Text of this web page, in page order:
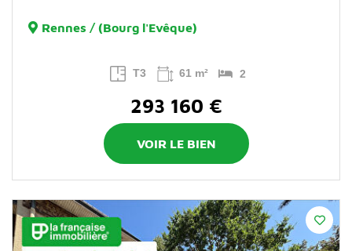
Rennes / (Bourg l'Evêque)
T3 61 m² 2
293 160 €
VOIR LE BIEN